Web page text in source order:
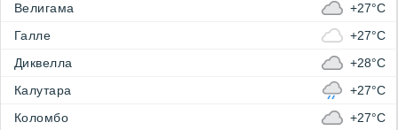
Велигама
+27°C
Галле
+27°C
Диквелла
+28°C
Калутара
+27°C
Коломбо
+27°C